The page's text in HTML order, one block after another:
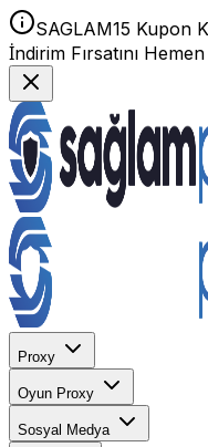
SAGLAM15 Kupon
İndirim Fırsatını
Proxy
Oyun Proxy
Sosyal Medya